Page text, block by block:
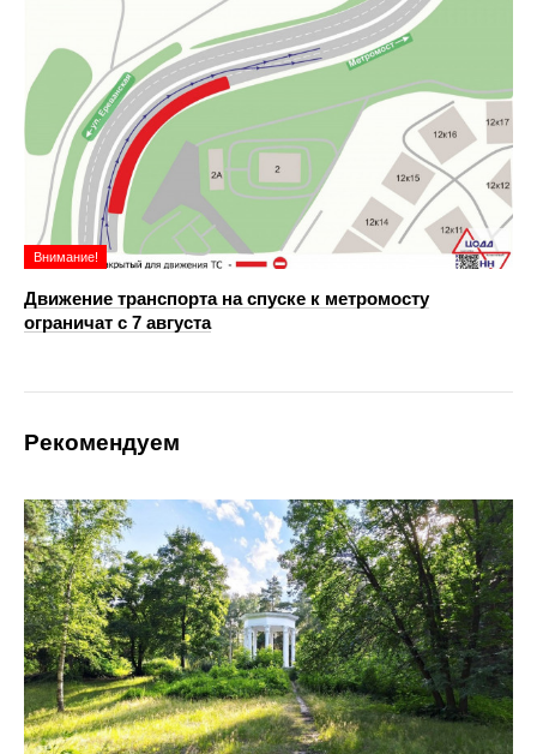
Внимание!
Движение транспорта на спуске к метромосту
ограничат с 7 августа
Рекомендуем